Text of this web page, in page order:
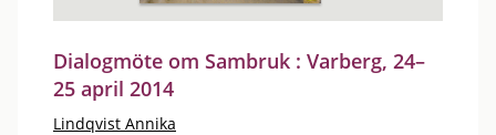
Dialogmöte om Sambruk : Varberg, 24–
25 april 2014
Lindqvist Annika